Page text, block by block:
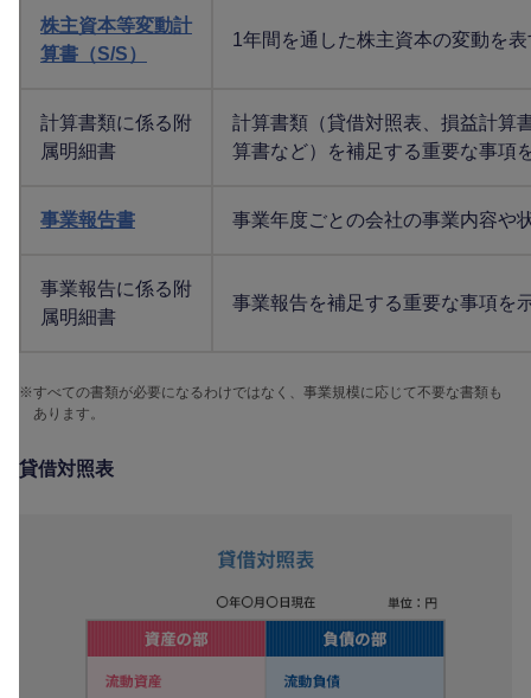
株主資本等変動計
算書（S/S）
1年間を通した株主資本の変動を
計算書類に係る附
属明細書
計算書類（貸借対照表、損益計算
算書など）を補足する重要な事項
事業報告書 事業年度ごとの会社の事業内容や
事業報告に係る附
属明細書
事業報告を補足する重要な事項を
※すべての書類が必要になるわけではなく、事業規模に応じて不要な書類も
あります。
貸借対照表